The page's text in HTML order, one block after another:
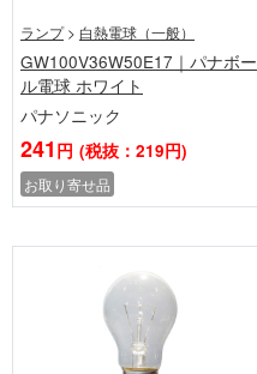
ランプ > 白熱電球（一般）
GW100V36W50E17｜パナボー
ル電球 ホワイト
パナソニック
241 円 (税抜：219円)
お取り寄せ品